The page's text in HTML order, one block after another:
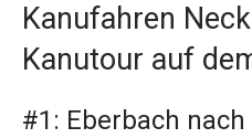
Kanufahren
Kanutour auf
#1: Eberbach